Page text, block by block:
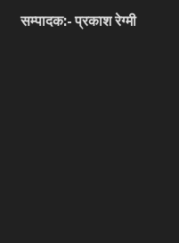
सम्पादक:- प्रकाश रेग्मी